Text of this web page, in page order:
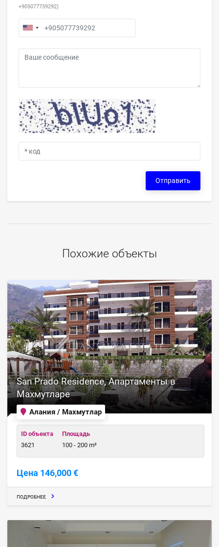
+905077739292)
Отправить
Похожие объекты
Алания / Махмутлар
San Prado Residence, Апартаменты в
Махмутларе
ID объекта
3621
Площадь
100 - 200 m²
Цена 146,000 €
ПОДРОБНЕЕ